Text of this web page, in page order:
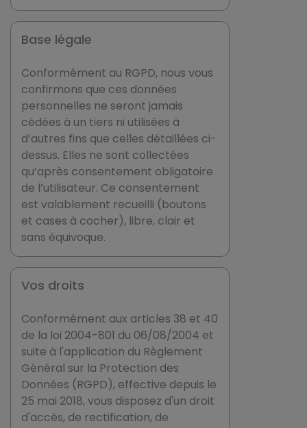
Base légale
Conformément au RGPD, nous vous
confirmons que ces données
personnelles ne seront jamais
cédées à un tiers ni utilisées à
d’autres fins que celles détaillées ci-
dessus. Elles ne sont collectées
qu’après consentement obligatoire
de l’utilisateur. Ce consentement
est valablement recueilli (boutons
et cases à cocher), libre, clair et
sans équivoque.
Vos droits
Conformément aux articles 38 et 40
de la loi 2004-801 du 06/08/2004 et
suite à l'application du Règlement
Général sur la Protection des
Données (RGPD), effective depuis le
25 mai 2018, vous disposez d'un droit
d'accès, de rectification, de